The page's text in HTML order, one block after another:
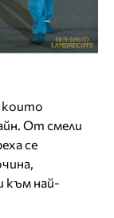
които
От смели
се
към най-